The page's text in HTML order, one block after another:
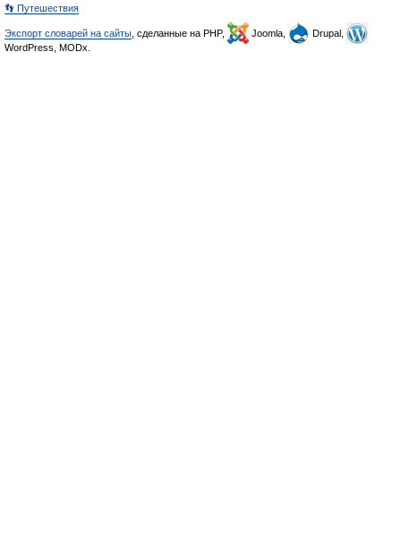
👣 Путешествия
Экспорт словарей на сайты , сделанные на PHP, Joomla,
Drupal,
WordPress, MODx.